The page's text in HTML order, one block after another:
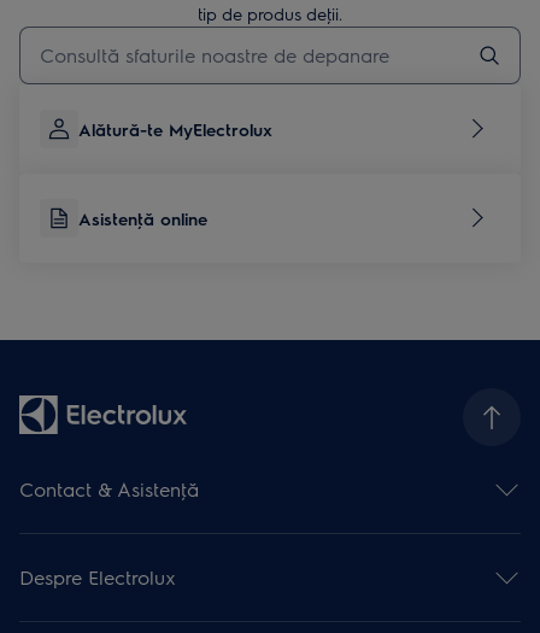
tip de produs deţii.
Type to search for support articles
Alătură-te MyElectrolux
Asistenţă online
Contact & Asistenţă
Asistenţă online
Asistenţă service
Articole de asistență
Despre Electrolux